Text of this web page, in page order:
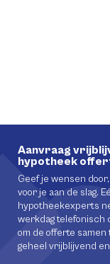
Aanvraag
hypotheek
Geef je wensen
voor je aan de slag.
hypotheekexperts
werkdag telefonisch
om de offerte samen
geheel vrijblijvend